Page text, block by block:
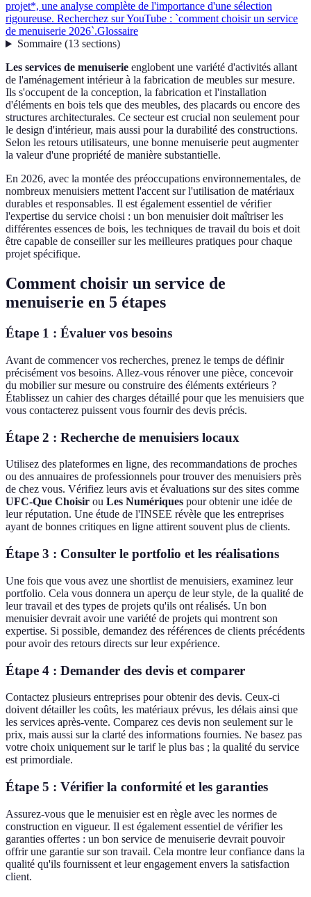
projet*, une analyse complète de l'importance d'une sélection
rigoureuse. Recherchez sur YouTube : `comment choisir un service
de menuiserie 2026`.Glossaire
Sommaire(13 sections)
Les services de menuiserie englobent une variété d'activités allant
de l'aménagement intérieur à la fabrication de meubles sur mesure.
Ils s'occupent de la conception, la fabrication et l'installation
d'éléments en bois tels que des meubles, des placards ou encore des
structures architecturales. Ce secteur est crucial non seulement pour
le design d'intérieur, mais aussi pour la durabilité des constructions.
Selon les retours utilisateurs, une bonne menuiserie peut augmenter
la valeur d'une propriété de manière substantielle.
En 2026, avec la montée des préoccupations environnementales, de
nombreux menuisiers mettent l'accent sur l'utilisation de matériaux
durables et responsables. Il est également essentiel de vérifier
l'expertise du service choisi : un bon menuisier doit maîtriser les
différentes essences de bois, les techniques de travail du bois et doit
être capable de conseiller sur les meilleures pratiques pour chaque
projet spécifique.
Comment choisir un service de
menuiserie en 5 étapes
Étape 1 : Évaluer vos besoins
Avant de commencer vos recherches, prenez le temps de définir
précisément vos besoins. Allez-vous rénover une pièce, concevoir
du mobilier sur mesure ou construire des éléments extérieurs ?
Établissez un cahier des charges détaillé pour que les menuisiers que
vous contacterez puissent vous fournir des devis précis.
Étape 2 : Recherche de menuisiers locaux
Utilisez des plateformes en ligne, des recommandations de proches
ou des annuaires de professionnels pour trouver des menuisiers près
de chez vous. Vérifiez leurs avis et évaluations sur des sites comme
UFC-Que Choisir ou Les Numériques pour obtenir une idée de
leur réputation. Une étude de l'INSEE révèle que les entreprises
ayant de bonnes critiques en ligne attirent souvent plus de clients.
Étape 3 : Consulter le portfolio et les réalisations
Une fois que vous avez une shortlist de menuisiers, examinez leur
portfolio. Cela vous donnera un aperçu de leur style, de la qualité de
leur travail et des types de projets qu'ils ont réalisés. Un bon
menuisier devrait avoir une variété de projets qui montrent son
expertise. Si possible, demandez des références de clients précédents
pour avoir des retours directs sur leur expérience.
Étape 4 : Demander des devis et comparer
Contactez plusieurs entreprises pour obtenir des devis. Ceux-ci
doivent détailler les coûts, les matériaux prévus, les délais ainsi que
les services après-vente. Comparez ces devis non seulement sur le
prix, mais aussi sur la clarté des informations fournies. Ne basez pas
votre choix uniquement sur le tarif le plus bas ; la qualité du service
est primordiale.
Étape 5 : Vérifier la conformité et les garanties
Assurez-vous que le menuisier est en règle avec les normes de
construction en vigueur. Il est également essentiel de vérifier les
garanties offertes : un bon service de menuiserie devrait pouvoir
offrir une garantie sur son travail. Cela montre leur confiance dans la
qualité qu'ils fournissent et leur engagement envers la satisfaction
client.